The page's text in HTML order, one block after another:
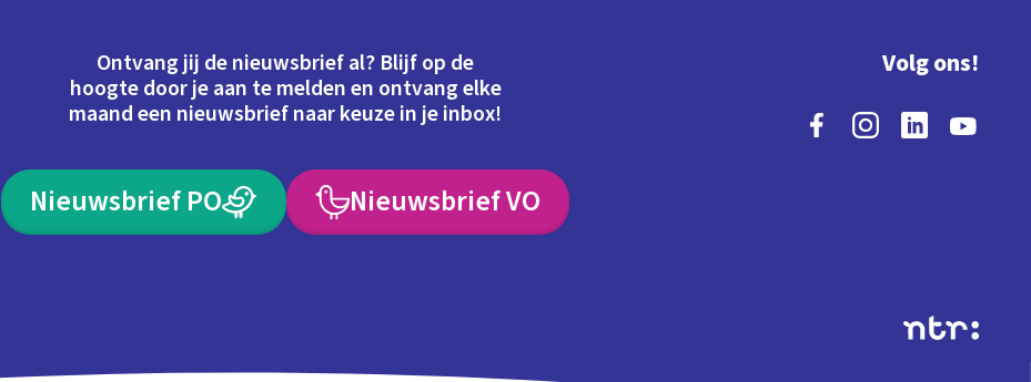
Ontvang jij de nieuwsbrief al? Blijf op de
hoogte door je aan te melden en ontvang elke
maand een nieuwsbrief naar keuze in je inbox!
Nieuwsbrief PO Nieuwsbrief VO
Volg ons!